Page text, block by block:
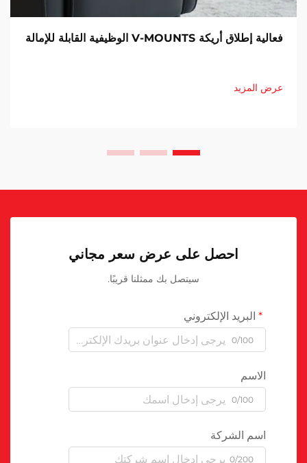
فعالية إطلاق أريكة V-MOUNTS الوظيفية القابلة للإمالة
عرض المزيد
احصل على عرض سعر مجاني
سيتصل بك ممثلنا قريبًا.
البريد الإلكتروني
0/100
الاسم
0/100
اسم الشركة
0/200